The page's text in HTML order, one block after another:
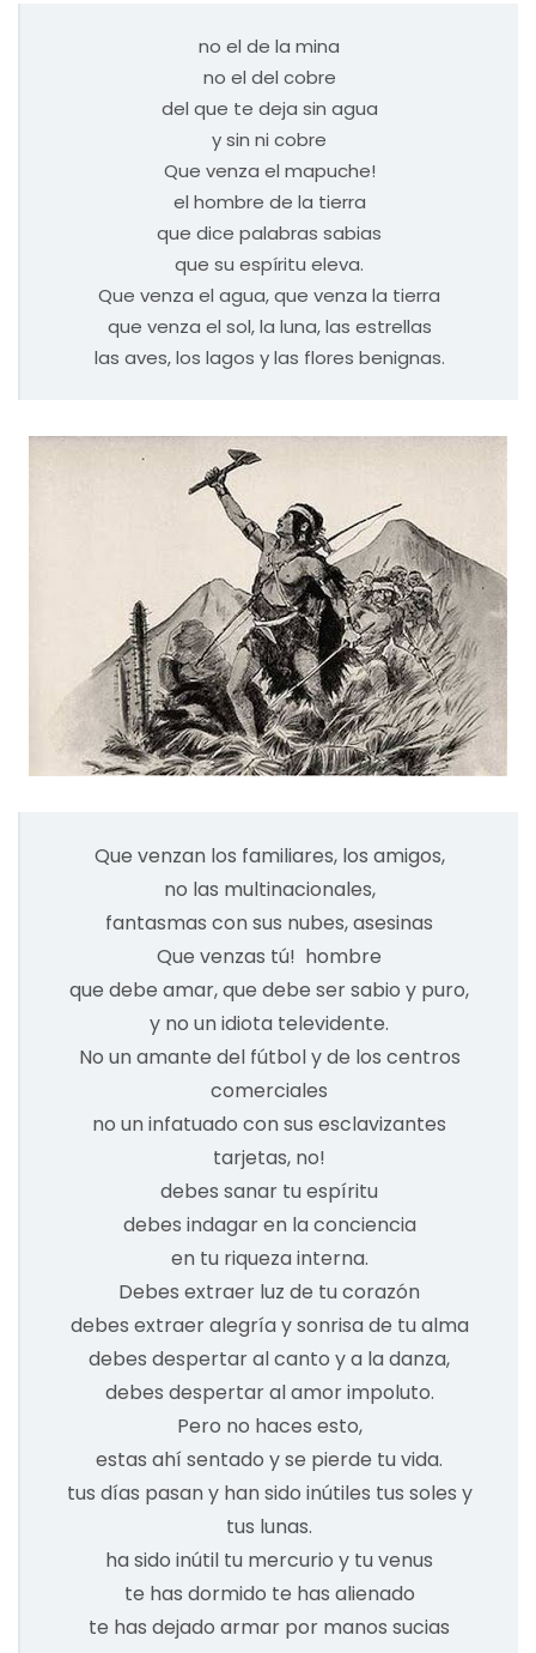
no el de la mina
no el del cobre
del que te deja sin agua
y sin ni cobre
Que venza el mapuche!
el hombre de la tierra
que dice palabras sabias
que su espíritu eleva.
Que venza el agua, que venza la tierra
que venza el sol, la luna, las estrellas
las aves, los lagos y las flores benignas.
Que venzan los familiares, los amigos,
no las multinacionales,
fantasmas con sus nubes, asesinas
Que venzas tú! hombre
que debe amar, que debe ser sabio y puro,
y no un idiota televidente.
No un amante del fútbol y de los centros
comerciales
no un infatuado con sus esclavizantes
tarjetas, no!
debes sanar tu espíritu
debes indagar en la conciencia
en tu riqueza interna.
Debes extraer luz de tu corazón
debes extraer alegría y sonrisa de tu alma
debes despertar al canto y a la danza,
debes despertar al amor impoluto.
Pero no haces esto,
estas ahí sentado y se pierde tu vida.
tus días pasan y han sido inútiles tus soles y
tus lunas.
ha sido inútil tu mercurio y tu venus
te has dormido te has alienado
te has dejado armar por manos sucias